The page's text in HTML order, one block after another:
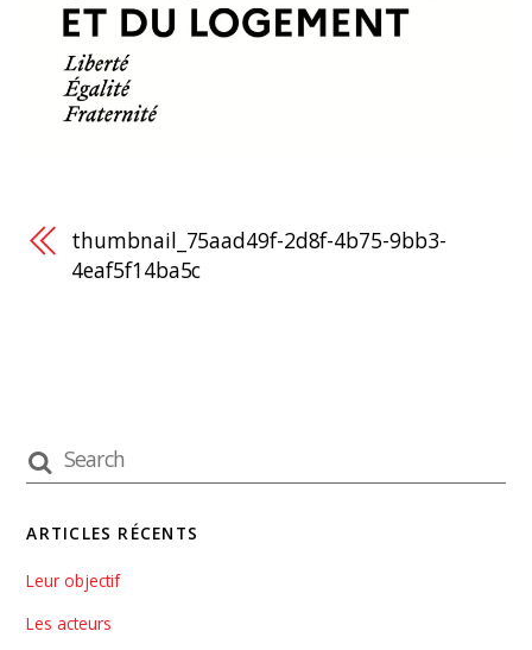
thumbnail_75aad49f-2d8f-4b75-9bb3-
4eaf5f14ba5c
ARTICLES RÉCENTS
Leur objectif
Les acteurs